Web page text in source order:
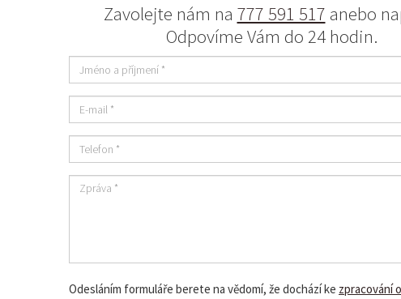
Zavolejte nám na 777 591 517 anebo
Odpovíme Vám do 24 hodin.
Odesláním formuláře berete na vědomí, že dochází ke zpracování